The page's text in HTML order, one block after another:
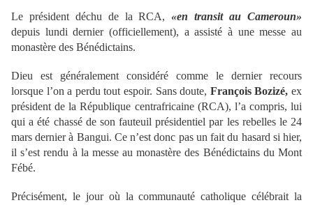
Le président déchu de la RCA,«en transit au Cameroun»
depuis lundi dernier (officiellement), a assisté à une messe au
monastère des Bénédictains.
Dieu est généralement considéré comme le dernier recours
lorsque l’on a perdu tout espoir. Sans doute, François Bozizé, ex
président de la République centrafricaine (RCA), l’a compris, lui
qui a été chassé de son fauteuil présidentiel par les rebelles le 24
mars dernier à Bangui. Ce n’est donc pas un fait du hasard si hier,
il s’est rendu à la messe au monastère des Bénédictains du Mont
Fébé.
Précisément, le jour où la communauté catholique célébrait la